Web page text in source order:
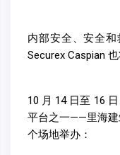
内部安全、安全
Securex Caspian
10 月 14 日至 16
平台之一——里海建
个场地举办：